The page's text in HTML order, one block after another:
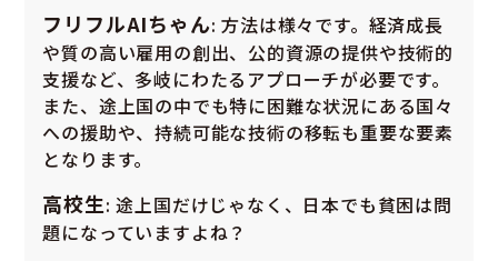
フリフルAIちゃん: 方法は様々です。経済成長
や質の高い雇用の創出、公的資源の提供や技術的
支援など、多岐にわたるアプローチが必要です。
また、途上国の中でも特に困難な状況にある国々
への援助や、持続可能な技術の移転も重要な要素
となります。
高校生: 途上国だけじゃなく、日本でも貧困は問
題になっていますよね？